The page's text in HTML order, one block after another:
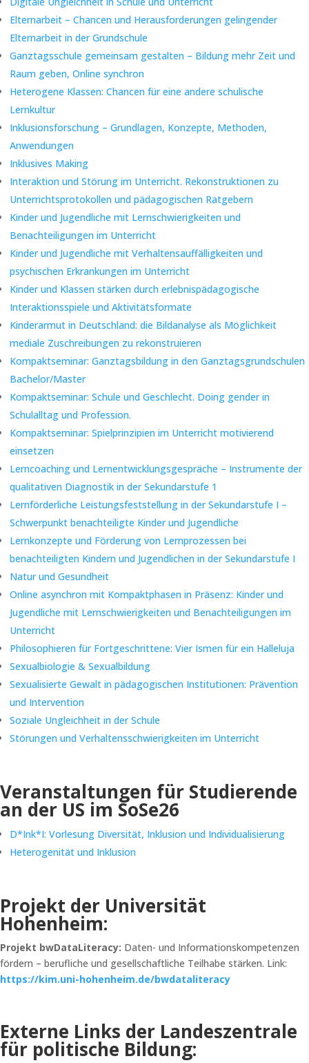
Elternarbeit – Chancen und Herausforderungen gelingender
Elternarbeit in der Grundschule
Ganztagsschule gemeinsam gestalten – Bildung mehr Zeit und
Raum geben, Online synchron
Heterogene Klassen: Chancen für eine andere schulische
Lernkultur
Inklusionsforschung – Grundlagen, Konzepte, Methoden,
Anwendungen
Inklusives Making
Interaktion und Störung im Unterricht. Rekonstruktionen zu
Unterrichtsprotokollen und pädagogischen Ratgebern
Kinder und Jugendliche mit Lernschwierigkeiten und
Benachteiligungen im Unterricht
Kinder und Jugendliche mit Verhaltensauffälligkeiten und
psychischen Erkrankungen im Unterricht
Kinder und Klassen stärken durch erlebnispädagogische
Interaktionsspiele und Aktivitätsformate
Kinderarmut in Deutschland: die Bildanalyse als Möglichkeit
mediale Zuschreibungen zu rekonstruieren
Kompaktseminar: Ganztagsbildung in den Ganztagsgrundschulen
Bachelor/Master
Kompaktseminar: Schule und Geschlecht. Doing gender in
Schulalltag und Profession.
Kompaktseminar: Spielprinzipien im Unterricht motivierend
einsetzen
Lerncoaching und Lernentwicklungsgespräche – Instrumente der
qualitativen Diagnostik in der Sekundarstufe 1
Lernförderliche Leistungsfeststellung in der Sekundarstufe I –
Schwerpunkt benachteiligte Kinder und Jugendliche
Lernkonzepte und Förderung von Lernprozessen bei
benachteiligten Kindern und Jugendlichen in der Sekundarstufe I
Natur und Gesundheit
Online asynchron mit Kompaktphasen in Präsenz: Kinder und
Jugendliche mit Lernschwierigkeiten und Benachteiligungen im
Unterricht
Philosophieren für Fortgeschrittene: Vier Ismen für ein Halleluja
Sexualbiologie & Sexualbildung
Sexualisierte Gewalt in pädagogischen Institutionen: Prävention
und Intervention
Soziale Ungleichheit in der Schule
Störungen und Verhaltensschwierigkeiten im Unterricht
Veranstaltungen für Studierende
an der US im SoSe26
D*Ink*I: Vorlesung Diversität, Inklusion und Individualisierung
Heterogenität und Inklusion
Projekt der Universität
Hohenheim:
Projekt bwDataLiteracy: Daten- und Informationskompetenzen
fördern – berufliche und gesellschaftliche Teilhabe stärken. Link:
https://kim.uni-hohenheim.de/bwdataliteracy
Externe Links der Landeszentrale
für politische Bildung: